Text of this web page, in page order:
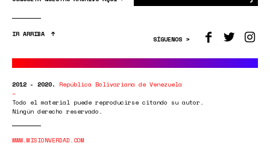
IR ARRIBA
SÍGUENOS >
2012 - 2020. República Bolivariana de Venezuela
Todo el material puede reproducirse citando su autor.
Ningún derecho reservado.
WWW.MISIONVERDAD.COM